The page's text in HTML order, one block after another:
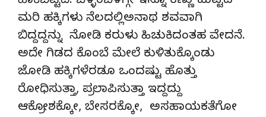
ಮರಿ ಹಕ್ಕಿಗಳು ನೆಲದಲ್ಲಿಅನಾಥ ಶವವಾಗಿ
ಬಿದ್ದದ್ದನ್ನು ನೋಡಿ ಕರುಳು ಹಿಚುಕಿದಂತಹ ವೇದನೆ.
ಅದೇ ಗಿಡದ ಕೊಂಬೆ ಮೇಲೆ ಕುಳಿತುಕ್ಕೊಂಡು
ಜೋಡಿ ಹಕ್ಕಿಗಳೆರಡೂ ಒಂದಷ್ಟು ಹೊತ್ತು
ರೋಧಿಸುತ್ತಾ, ಪ್ರಲಾಪಿಸುತ್ತಾ ಇದ್ದದ್ದು
ಆಕ್ರೋಶಕ್ಕೋ, ಬೇಸರಕ್ಕೋ, ಅಸಹಾಯಕತೆಗೋ